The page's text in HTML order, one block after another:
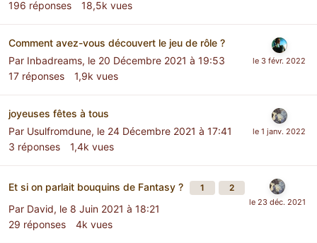
196 réponses 18,5k vues
Comment avez-vous découvert le jeu de rôle ?
Par Inbadreams, le 20 Décembre 2021 à 19:53
17 réponses 1,9k vues
joyeuses fêtes à tous
Par Usulfromdune, le 24 Décembre 2021 à 17:41
3 réponses 1,4k vues
Et si on parlait bouquins de Fantasy ? 1 2
Par David, le 8 Juin 2021 à 18:21
29 réponses 4k vues